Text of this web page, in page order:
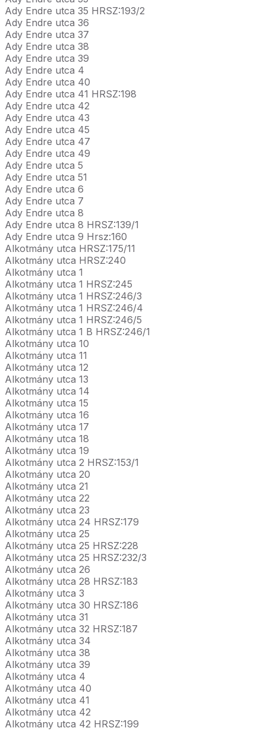
Ady Endre utca 35 HRSZ:193/2
Ady Endre utca 36
Ady Endre utca 37
Ady Endre utca 38
Ady Endre utca 39
Ady Endre utca 4
Ady Endre utca 40
Ady Endre utca 41 HRSZ:198
Ady Endre utca 42
Ady Endre utca 43
Ady Endre utca 45
Ady Endre utca 47
Ady Endre utca 49
Ady Endre utca 5
Ady Endre utca 51
Ady Endre utca 6
Ady Endre utca 7
Ady Endre utca 8
Ady Endre utca 8 HRSZ:139/1
Ady Endre utca 9 Hrsz:160
Alkotmány utca HRSZ:175/11
Alkotmány utca HRSZ:240
Alkotmány utca 1
Alkotmány utca 1 HRSZ:245
Alkotmány utca 1 HRSZ:246/3
Alkotmány utca 1 HRSZ:246/4
Alkotmány utca 1 HRSZ:246/5
Alkotmány utca 1 B HRSZ:246/1
Alkotmány utca 10
Alkotmány utca 11
Alkotmány utca 12
Alkotmány utca 13
Alkotmány utca 14
Alkotmány utca 15
Alkotmány utca 16
Alkotmány utca 17
Alkotmány utca 18
Alkotmány utca 19
Alkotmány utca 2 HRSZ:153/1
Alkotmány utca 20
Alkotmány utca 21
Alkotmány utca 22
Alkotmány utca 23
Alkotmány utca 24 HRSZ:179
Alkotmány utca 25
Alkotmány utca 25 HRSZ:228
Alkotmány utca 25 HRSZ:232/3
Alkotmány utca 26
Alkotmány utca 28 HRSZ:183
Alkotmány utca 3
Alkotmány utca 30 HRSZ:186
Alkotmány utca 31
Alkotmány utca 32 HRSZ:187
Alkotmány utca 34
Alkotmány utca 38
Alkotmány utca 39
Alkotmány utca 4
Alkotmány utca 40
Alkotmány utca 41
Alkotmány utca 42
Alkotmány utca 42 HRSZ:199